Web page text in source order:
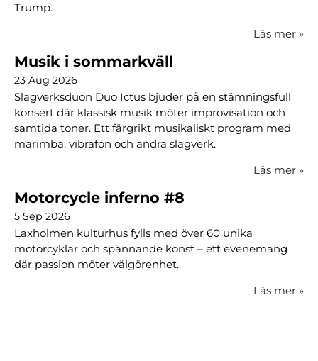
Trump.
Läs mer »
Musik i sommarkväll
23 Aug 2026
Slagverksduon Duo Ictus bjuder på en stämningsfull
konsert där klassisk musik möter improvisation och
samtida toner. Ett färgrikt musikaliskt program med
marimba, vibrafon och andra slagverk.
Läs mer »
Motorcycle inferno #8
5 Sep 2026
Laxholmen kulturhus fylls med över 60 unika
motorcyklar och spännande konst – ett evenemang
där passion möter välgörenhet.
Läs mer »